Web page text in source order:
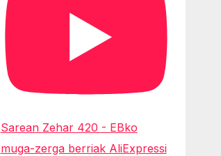
Sarean Zehar 420 - EBko
muga-zerga berriak AliExpressi